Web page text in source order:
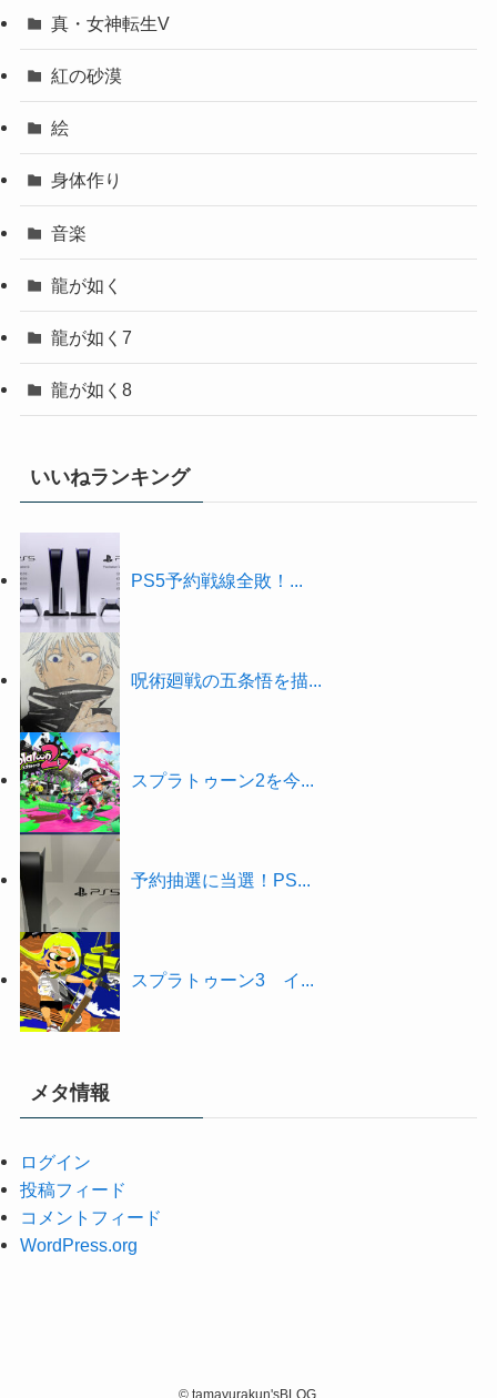
真・女神転生V
紅の砂漠
絵
身体作り
音楽
龍が如く
龍が如く7
龍が如く8
いいねランキング
PS5予約戦線全敗！...
呪術廻戦の五条悟を描...
スプラトゥーン2を今...
予約抽選に当選！PS...
スプラトゥーン3 イ...
メタ情報
ログイン
投稿フィード
コメントフィード
WordPress.org
©tamayurakun'sBLOG.